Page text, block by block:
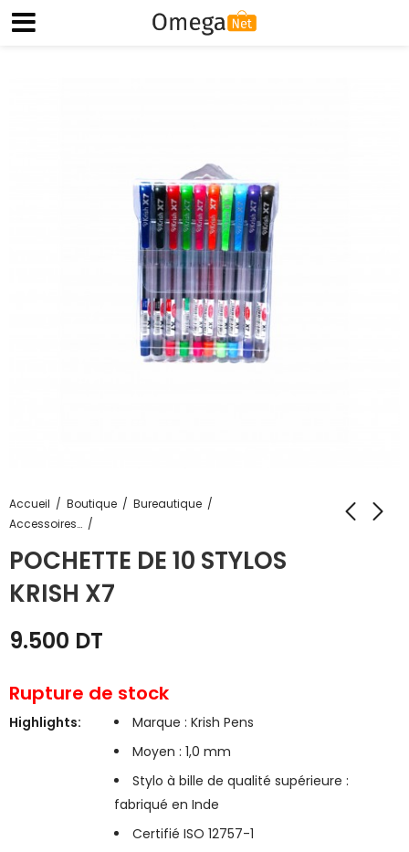
Accueil Boutique
Bureautique
Accessoires de bureau
POCHETTE DE 10 STYLOS
KRISH X7
9.500 DT
Rupture de stock
Highlights:
Marque : Krish Pens
Moyen : 1,0 mm
Stylo à bille de qualité supérieure :
fabriqué en Inde
Certifié ISO 12757-1